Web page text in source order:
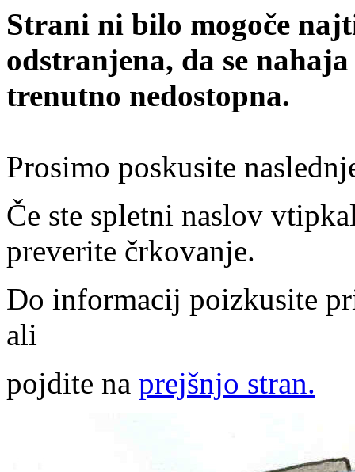
Strani ni bilo mogoče
odstranjena, da se
trenutno nedostopna.
Prosimo poskusite
Če ste spletni naslov
preverite črkovanje.
Do informacij poizkusite
ali
pojdite na prejšnjo stran.